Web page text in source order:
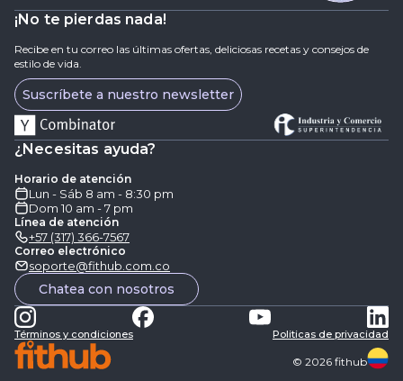
¡No te pierdas nada!
Recibe en tu correo las últimas ofertas, deliciosas recetas y consejos de
estilo de vida.
Suscríbete a nuestro newsletter
¿Necesitas ayuda?
Horario de atención
Lun - Sáb 8 am - 8:30 pm
Dom 10 am - 7 pm
Línea de atención
+57 (317) 366-7567
Correo electrónico
soporte@fithub.com.co
Chatea con nosotros
Términos y condiciones Politicas de privacidad
© 2026 fithub